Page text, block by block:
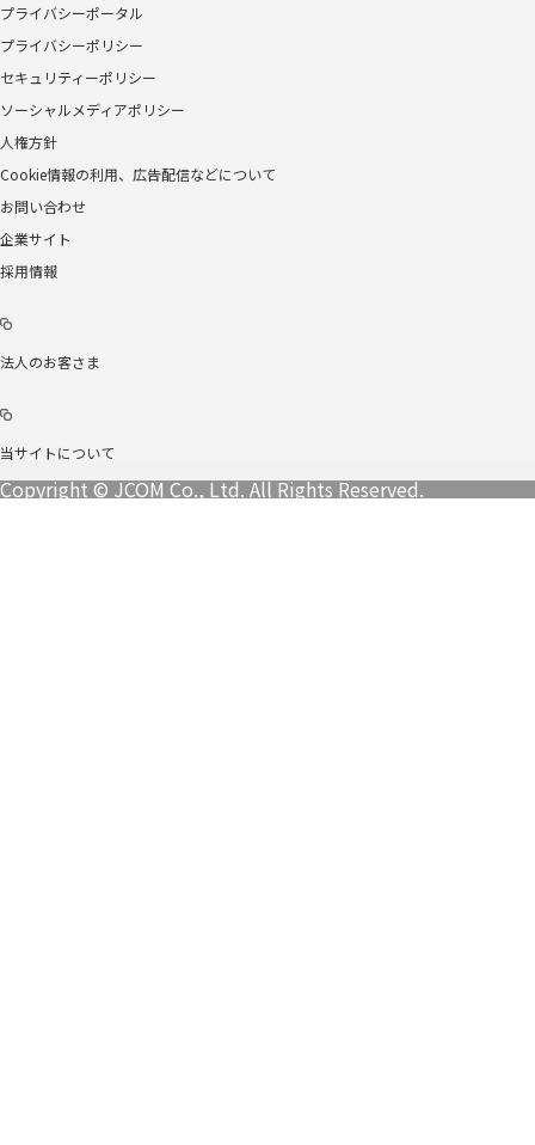
プライバシーポータル
プライバシーポリシー
セキュリティーポリシー
ソーシャルメディアポリシー
人権方針
Cookie情報の利用、広告配信などについて
お問い合わせ
企業サイト
採用情報
法人のお客さま
当サイトについて
Copyright © JCOM Co., Ltd. All Rights Reserved.